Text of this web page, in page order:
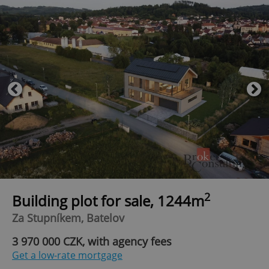
Building plot for sale, 1244m2
Za Stupníkem, Batelov
3 970 000 CZK, with agency fees
Get a low-rate mortgage